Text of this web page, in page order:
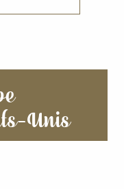
Unis